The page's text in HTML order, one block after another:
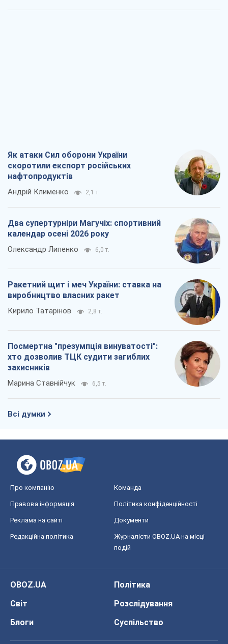
Як атаки Сил оборони України
скоротили експорт російських
нафтопродуктів
Андрій Клименко 2,1 т.
Два супертурніри Магучіх: спортивний
календар осені 2026 року
Олександр Липенко 6,0 т.
Ракетний щит і меч України: ставка на
виробництво власних ракет
Кирило Татарінов 2,8 т.
Посмертна "презумпція винуватості":
хто дозволив ТЦК судити загиблих
захисників
Марина Ставнійчук 6,5 т.
Всі думки
Про компанію Команда
Правова інформація Політика конфіденційності
Реклама на сайті Документи
Редакційна політика
Журналісти OBOZ.UA на місці
подій
OBOZ.UA
Політика
Світ
Розслідування
Блоги
Суспільство